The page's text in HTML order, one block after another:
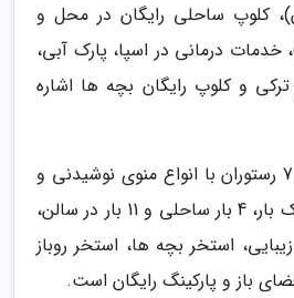
کلوپ ساحلی رایگان در محل و
خدمات درمانی در اسپا، پارک آبی،
ترکی و کلوپ رایگان بچه ها اشاره
بعلاوه صبحانه رایگان، 7 رستوران با انواع منوی نوشیدنی و
غذا، 3 کافی شاپ، اسنک بار، 4 بار ساحلی و 11 بار در سالن،
استخر بچه ها، استخر روباز
باز و پارکینگ رایگان است.